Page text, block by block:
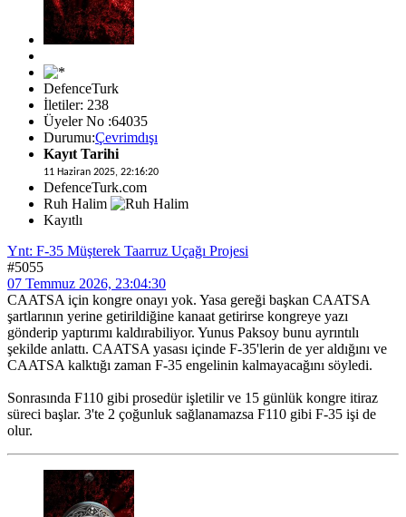
DefenceTurk
İletiler: 238
Üyeler No :64035
Durumu:Çevrimdışı
Kayıt Tarihi
11 Haziran 2025, 22:16:20
DefenceTurk.com
Ruh Halim
Kayıtlı
Ynt: F-35 Müşterek Taarruz Uçağı Projesi
#5055
07 Temmuz 2026, 23:04:30
CAATSA için kongre onayı yok. Yasa gereği başkan CAATSA
şartlarının yerine getirildiğine kanaat getirirse kongreye yazı
gönderip yaptırımı kaldırabiliyor. Yunus Paksoy bunu ayrıntılı
şekilde anlattı. CAATSA yasası içinde F-35'lerin de yer aldığını ve
CAATSA kalktığı zaman F-35 engelinin kalmayacağını söyledi.
Sonrasında F110 gibi prosedür işletilir ve 15 günlük kongre itiraz
süreci başlar. 3'te 2 çoğunluk sağlanamazsa F110 gibi F-35 işi de
olur.